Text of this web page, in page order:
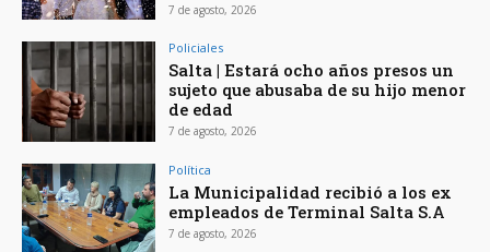
7 de agosto, 2026
Policiales
Salta | Estará ocho años presos un
sujeto que abusaba de su hijo menor
de edad
7 de agosto, 2026
Política
La Municipalidad recibió a los ex
empleados de Terminal Salta S.A
7 de agosto, 2026